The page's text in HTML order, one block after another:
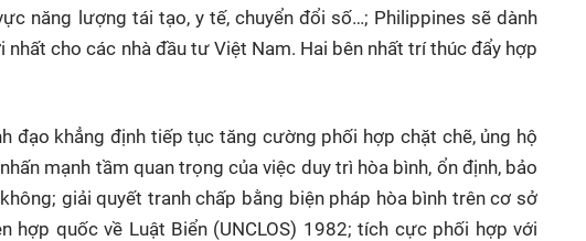
năng lượng tái tạo, y tế, chuyển đổi số…; Philippines sẽ dành
cho các nhà đầu tư Việt Nam. Hai bên nhất trí thúc đẩy hợp
đạo khẳng định tiếp tục tăng cường phối hợp chặt chẽ, ủng hộ
mạnh tầm quan trọng của việc duy trì hòa bình, ổn định, bảo
giải quyết tranh chấp bằng biện pháp hòa bình trên cơ sở
hợp quốc về Luật Biển (UNCLOS) 1982; tích cực phối hợp với